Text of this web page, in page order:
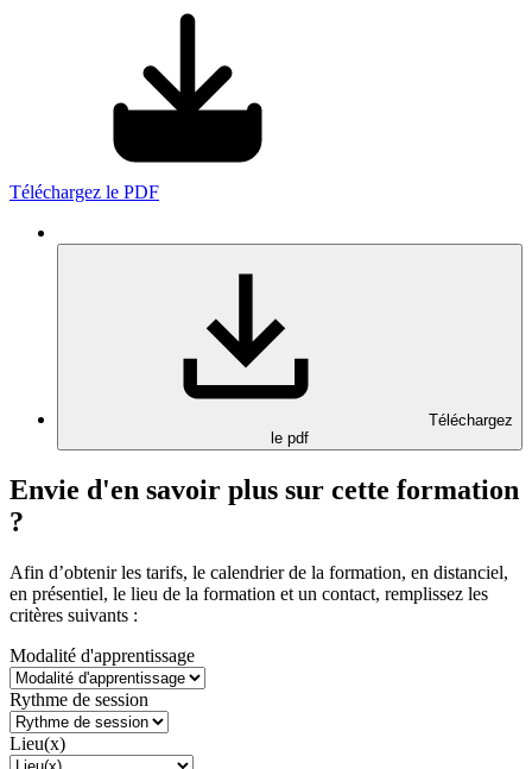
Téléchargez le PDF
Téléchargez
le pdf
Envie d'en savoir plus sur cette formation
?
Afin d’obtenir les tarifs, le calendrier de la formation, en distanciel,
en présentiel, le lieu de la formation et un contact, remplissez les
critères suivants :
Modalité d'apprentissage
Rythme de session
Lieu(x)